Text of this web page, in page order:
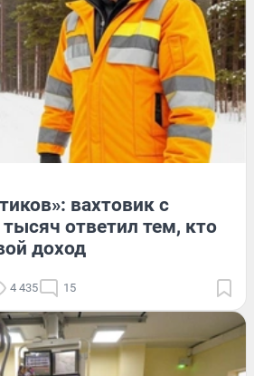
вахтовик с
ответил тем, кто
доход
4 435 15